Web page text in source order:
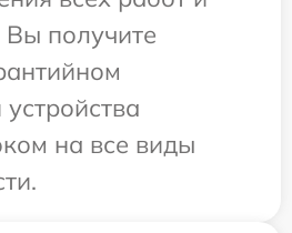
Вы получите
на все виды